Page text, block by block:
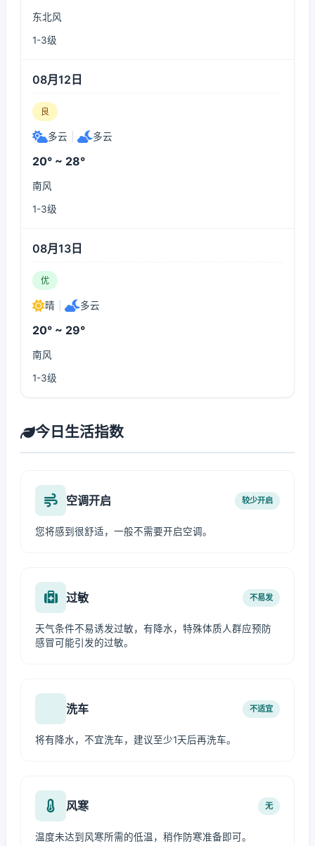
东北风
1-3级
08月12日
良
多云 多云
20° ~ 28°
南风
1-3级
08月13日
优
晴 多云
20° ~ 29°
南风
1-3级
今日生活指数
空调开启 较少开启
您将感到很舒适，一般不需要开启空调。
过敏 不易发
天气条件不易诱发过敏，有降水，特殊体质人群应预防
感冒可能引发的过敏。
洗车 不适宜
将有降水，不宜洗车，建议至少1天后再洗车。
风寒 无
温度未达到风寒所需的低温，稍作防寒准备即可。